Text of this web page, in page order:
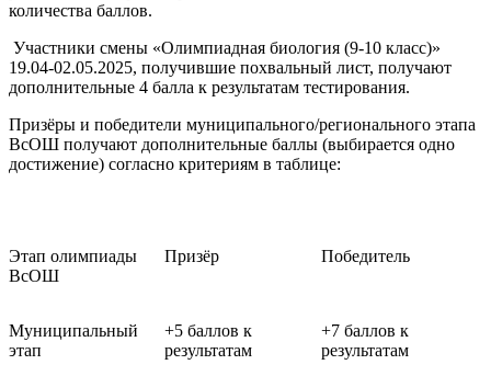
количества баллов.
Участники смены «Олимпиадная биология (9-10 класс)»
19.04-02.05.2025, получившие похвальный лист, получают
дополнительные 4 балла к результатам тестирования.
Призёры и победители муниципального/регионального этапа
ВсОШ получают дополнительные баллы (выбирается одно
достижение) согласно критериям в таблице:
Этап олимпиады
ВсОШ
Призёр Победитель
Муниципальный
этап
+5 баллов к
результатам
+7 баллов к
результатам